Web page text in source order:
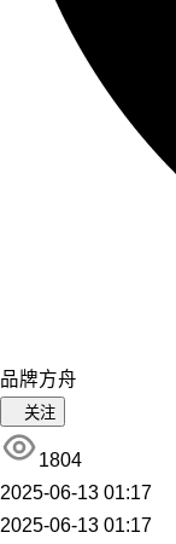
品牌方舟
关注
1804
2025-06-13 01:17
2025-06-13 01:17